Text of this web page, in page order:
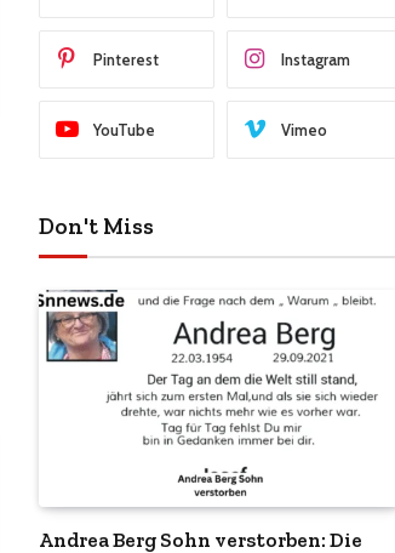
Pinterest Instagram
YouTube Vimeo
Don't Miss
Andrea Berg Sohn verstorben: Die